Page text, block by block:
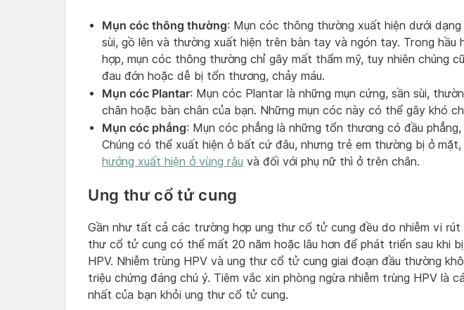
Mụn cóc thông thường: Mụn cóc thông thường xuất hiện dưới
sùi, gồ lên và thường xuất hiện trên bàn tay và ngón tay. Trong hầu
hợp, mụn cóc thông thường chỉ gây mất thẩm mỹ, tuy nhiên chúng
đau đớn hoặc dễ bị tổn thương, chảy máu.
Mụn cóc Plantar: Mụn cóc Plantar là những mụn cứng, sần sùi,
chân hoặc bàn chân của bạn. Những mụn cóc này có thể gây khó
Mụn cóc phẳng: Mụn cóc phẳng là những tổn thương có đầu phẳng,
Chúng có thể xuất hiện ở bất cứ đâu, nhưng trẻ em thường bị ở mặt,
hướng xuất hiện ở vùng râu và đối với phụ nữ thì ở trên chân.
Ung thư cổ tử cung
Gần như tất cả các trường hợp ung thư cổ tử cung đều do nhiễm vi rút
thư cổ tử cung có thể mất 20 năm hoặc lâu hơn để phát triển sau khi
HPV. Nhiễm trùng HPV và ung thư cổ tử cung giai đoạn đầu thường
triệu chứng đáng chú ý. Tiêm vắc xin phòng ngừa nhiễm trùng HPV là
nhất của bạn khỏi ung thư cổ tử cung.